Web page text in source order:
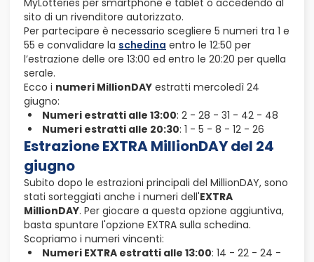
sito di un rivenditore autorizzato.
Per partecipare è necessario scegliere 5 numeri tra 1 e
55 e convalidare la schedina entro le 12:50 per
l’estrazione delle ore 13:00 ed entro le 20:20 per quella
serale.
Ecco i numeri MillionDAY estratti mercoledì 24
giugno:
Numeri estratti alle 13:00: 2 - 28 - 31 - 42 - 48
Numeri estratti alle 20:30: 1 - 5 - 8 - 12 - 26
Estrazione EXTRA MillionDAY del 24
giugno
Subito dopo le estrazioni principali del MillionDAY, sono
stati sorteggiati anche i numeri dell'EXTRA
MillionDAY. Per giocare a questa opzione aggiuntiva,
basta spuntare l'opzione EXTRA sulla schedina.
Scopriamo i numeri vincenti:
Numeri EXTRA estratti alle 13:00: 14 - 22 - 24 -